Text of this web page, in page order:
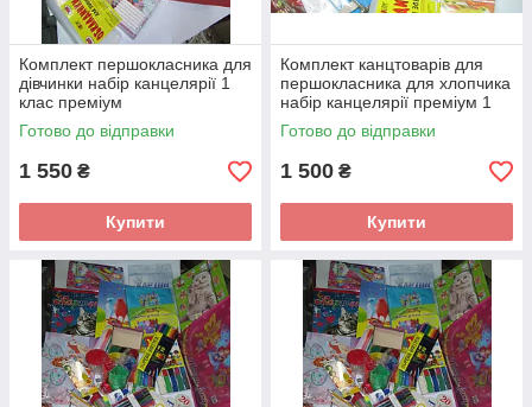
Комплект першокласника для
дівчинки набір канцелярії 1
клас преміум
Готово до відправки
1 550 ₴
Купити
Комплект канцтоварів для
першокласника для хлопчика
набір канцелярії преміум 1
клас KOMPPRM
Готово до відправки
1 500 ₴
Купити